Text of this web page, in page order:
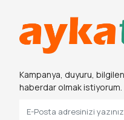
Kampanya, duyuru,
haberdar olmak istiyorum.